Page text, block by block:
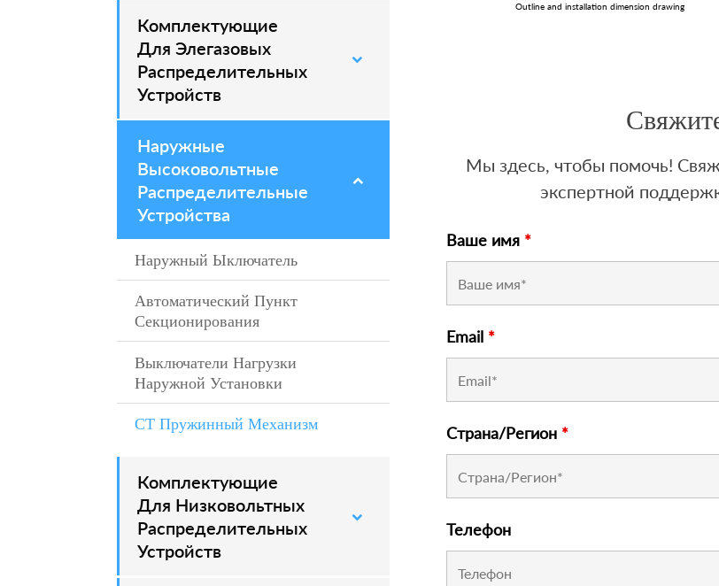
Комплектующие
Для Элегазовых
Распределительных
Устройств
–
Наружные
Высоковольтные
Распределительные
Устройства
–
Наружный Ыключатель
–
Автоматический Пункт
Секционирования
Выключатели Нагрузки
Наружной Установки
CT Пружинный Механизм
–
Комплектующие
Для Низковольтных
Распределительных
Устройств
Outline and installation dimension drawing
Мы здесь, чтобы помочь!
экспертной
Ваше имя *
Email *
Страна/Регион *
Телефон